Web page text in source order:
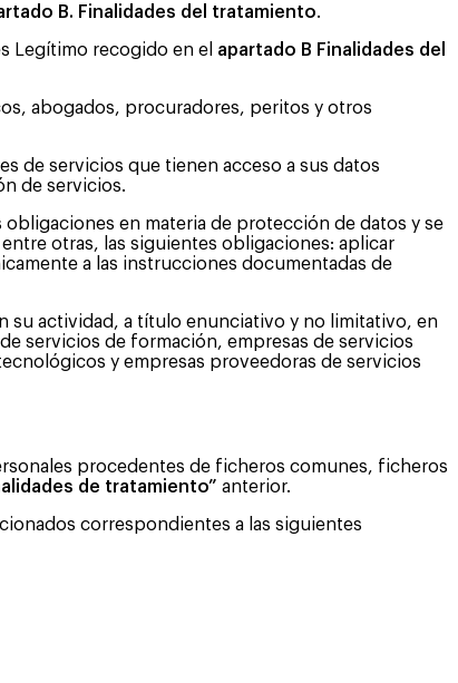
B. Finalidades del tratamiento.
Legítimo recogido en el apartado B Finalidades del
abogados, procuradores, peritos y otros
de servicios que tienen acceso a sus datos
de servicios.
en materia de protección de datos y se
otras, las siguientes obligaciones: aplicar
a las instrucciones documentadas de
su actividad, a título enunciativo y no limitativo, en
servicios de formación, empresas de servicios
y empresas proveedoras de servicios
procedentes de ficheros comunes, ficheros
de tratamiento” anterior.
correspondientes a las siguientes